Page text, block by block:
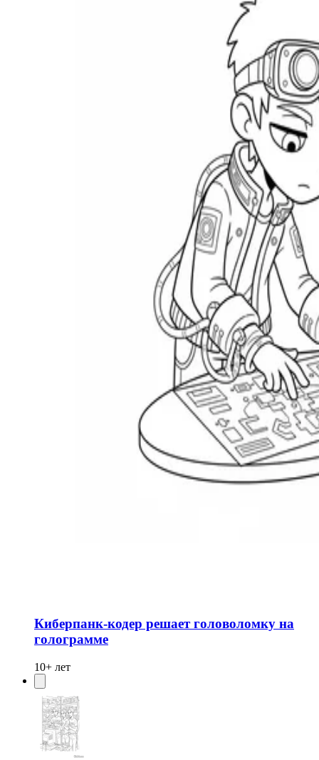
Киберпанк-кодер решает головоломку на
голограмме
10+ лет